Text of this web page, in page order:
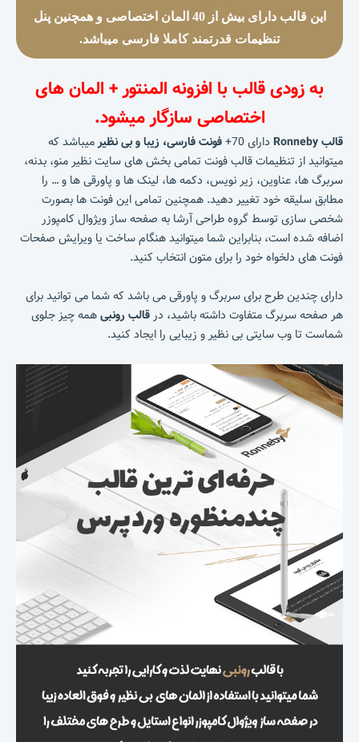
این قالب دارای بیش از 40 المان اختصاصی و همچنین پنل
تنظیمات قدرتمند کاملا فارسی میباشد.
به زودی قالب با افزونه المنتور + المان های
اختصاصی سازگار میشود.
قالب Ronneby دارای 70+ فونت فارسی، زیبا و بی نظیرمیباشد که
میتوانید از تنظیمات قالب فونت تمامی بخش های سایت نظیر منو، بدنه،
سربرگ ها، عناوین، زیر نویس، دکمه ها، لینک ها و پاورقی ها و … را
مطابق سلیقه خود تغییر دهید. همچنین تمامی این فونت ها بصورت
شخصی سازی توسط گروه طراحی آرشا به صفحه ساز ویژوال کامپوزر
اضافه شده است، بنابراین شما میتوانید هنگام ساخت یا ویرایش صفحات
فونت های دلخواه خود را برای متون انتخاب کنید.
دارای چندین طرح برای سربرگ و پاورقی می باشد که شما می توانید برای
هر صفحه سربرگ متفاوت داشته باشید، درقالب رونبیهمه چیز جلوی
شماست تا وب سایتی بی نظیر و زیبایی را ایجاد کنید.